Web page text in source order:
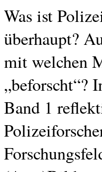
Was ist
überhaupt?
mit welchen
„beforscht“?
Band 1